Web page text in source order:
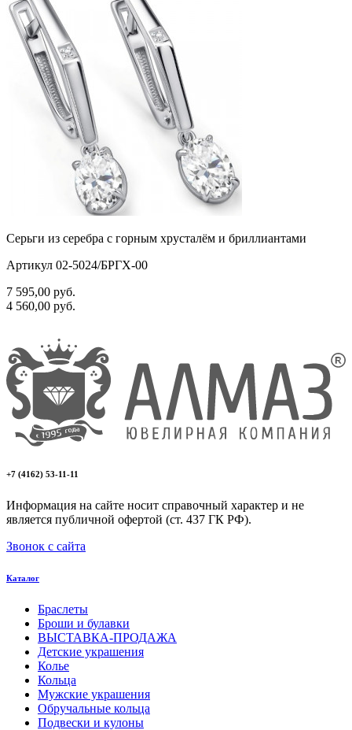
Серьги из серебра с горным хрусталём и бриллиантами
Артикул 02-5024/БРГХ-00
7 595,00 руб.
4 560,00 руб.
+7 (4162) 53-11-11
Информация на сайте носит справочный характер и не
является публичной офертой (ст. 437 ГК РФ).
Звонок с сайта
Каталог
Браслеты
Броши и булавки
ВЫСТАВКА-ПРОДАЖА
Детские украшения
Колье
Кольца
Мужские украшения
Обручальные кольца
Подвески и кулоны